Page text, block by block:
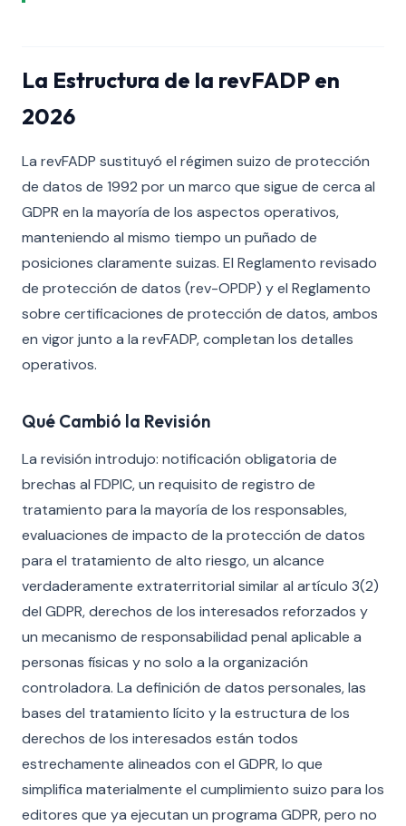
La Estructura de la revFADP en
2026
La revFADP sustituyó el régimen suizo de protección
de datos de 1992 por un marco que sigue de cerca al
GDPR en la mayoría de los aspectos operativos,
manteniendo al mismo tiempo un puñado de
posiciones claramente suizas. El Reglamento revisado
de protección de datos (rev-OPDP) y el Reglamento
sobre certificaciones de protección de datos, ambos
en vigor junto a la revFADP, completan los detalles
operativos.
Qué Cambió la Revisión
La revisión introdujo: notificación obligatoria de
brechas al FDPIC, un requisito de registro de
tratamiento para la mayoría de los responsables,
evaluaciones de impacto de la protección de datos
para el tratamiento de alto riesgo, un alcance
verdaderamente extraterritorial similar al artículo 3(2)
del GDPR, derechos de los interesados reforzados y
un mecanismo de responsabilidad penal aplicable a
personas físicas y no solo a la organización
controladora. La definición de datos personales, las
bases del tratamiento lícito y la estructura de los
derechos de los interesados están todos
estrechamente alineados con el GDPR, lo que
simplifica materialmente el cumplimiento suizo para los
editores que ya ejecutan un programa GDPR, pero no